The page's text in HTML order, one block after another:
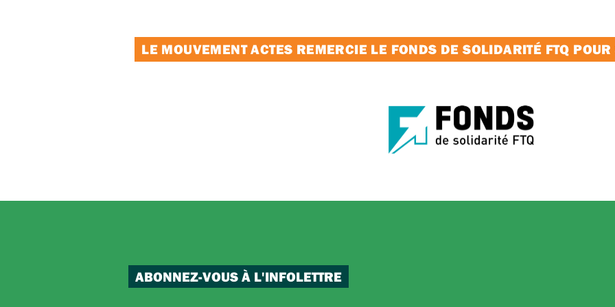
LE MOUVEMENT ACTES REMERCIE LE FONDS DE SOLIDARITÉ FTQ
ABONNEZ-VOUS À L'INFOLETTRE